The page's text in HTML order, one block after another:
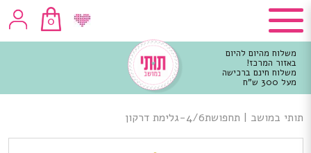
0
משלוח מהיום להיום
באזור המרכז!
משלוח חינם ברכישה
מעל 300 ש"ח
מרכזי
תותי במושב | תחפושת4/6-גלימת דרקון